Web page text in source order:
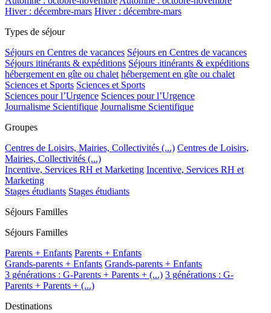
Hiver : décembre-mars Hiver : décembre-mars
Types de séjour
Séjours en Centres de vacances Séjours en Centres de vacances
Séjours itinérants & expéditions Séjours itinérants & expéditions
hébergement en gîte ou chalet hébergement en gîte ou chalet
Sciences et Sports Sciences et Sports
Sciences pour l’Urgence Sciences pour l’Urgence
Journalisme Scientifique Journalisme Scientifique
Groupes
Centres de Loisirs, Mairies, Collectivités (...) Centres de Loisirs,
Mairies, Collectivités (...)
Incentive, Services RH et Marketing Incentive, Services RH et
Marketing
Stages étudiants Stages étudiants
Séjours Familles
Séjours Familles
Parents + Enfants Parents + Enfants
Grands-parents + Enfants Grands-parents + Enfants
3 générations : G-Parents + Parents + (...) 3 générations : G-
Parents + Parents + (...)
Destinations